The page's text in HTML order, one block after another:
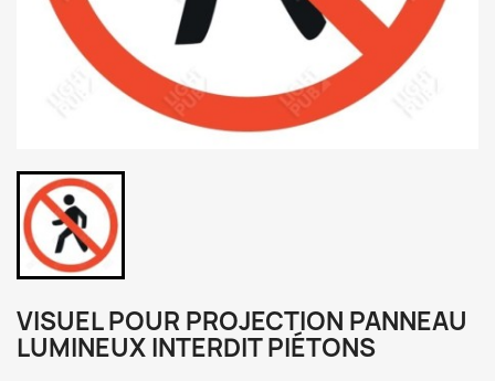
VISUEL POUR PROJECTION PANNEAU
LUMINEUX INTERDIT PIÉTONS